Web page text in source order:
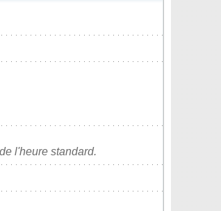
l'heure standard.